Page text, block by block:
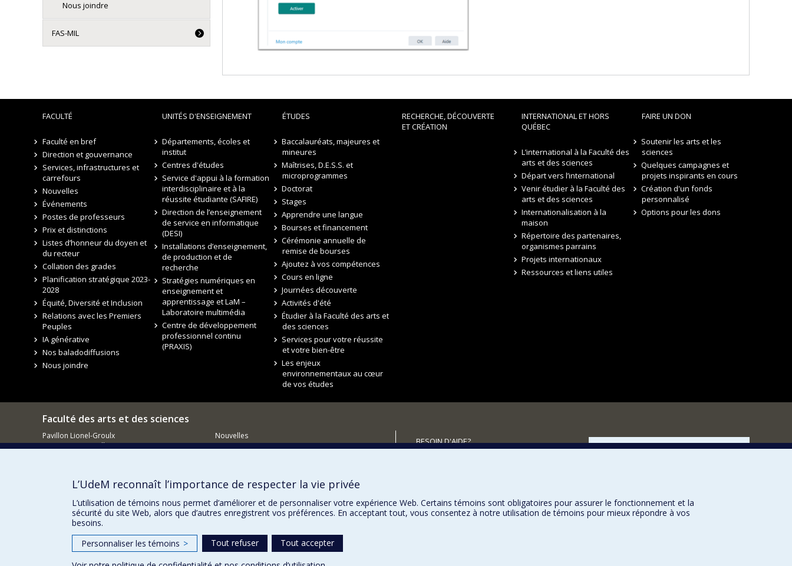
Nous joindre
FAS-MIL
FACULTÉ
Faculté en bref
Direction et gouvernance
Services, infrastructures et
carrefours
Nouvelles
Événements
Postes de professeurs
Prix et distinctions
Listes d’honneur du doyen et
du recteur
Collation des grades
Planification stratégique 2023-
2028
Équité, Diversité et Inclusion
Relations avec les Premiers
Peuples
IA générative
Nos baladodiffusions
Nous joindre
UNITÉS D'ENSEIGNEMENT
Départements, écoles et
institut
Centres d'études
Service d'appui à la formation
interdisciplinaire et à la
réussite étudiante (SAFIRE)
Direction de l’enseignement
de service en informatique
(DESI)
Installations d’enseignement,
de production et de
recherche
Stratégies numériques en
enseignement et
apprentissage et LaM –
Laboratoire multimédia
Centre de développement
professionnel continu
(PRAXIS)
ÉTUDES
Baccalauréats, majeures et
mineures
Maîtrises, D.E.S.S. et
microprogrammes
Doctorat
Stages
Apprendre une langue
Bourses et financement
Cérémonie annuelle de
remise de bourses
Ajoutez à vos compétences
Cours en ligne
Journées découverte
Activités d'été
Étudier à la Faculté des arts et
des sciences
Services pour votre réussite
et votre bien-être
Les enjeux
environnementaux au cœur
de vos études
RECHERCHE, DÉCOUVERTE
ET CRÉATION
INTERNATIONAL ET HORS
QUÉBEC
L’international à la Faculté des
arts et des sciences
Départ vers l’international
Venir étudier à la Faculté des
arts et des sciences
Internationalisation à la
maison
Répertoire des partenaires,
organismes parrains
Projets internationaux
Ressources et liens utiles
FAIRE UN DON
Soutenir les arts et les
sciences
Quelques campagnes et
projets inspirants en cours
Création d'un fonds
personnalisé
Options pour les dons
Faculté des arts et des sciences
Pavillon Lionel-Groulx
3150, rue Jean-Brillant
Nouvelles
Événements
BESOIN D'AIDE?
FACULTÉ DES ARTS ET DES SCIENCES
Nos programmes et cours
L’UdeM reconnaît l’importance de respecter la vie privée
L’utilisation de témoins nous permet d’améliorer et de personnaliser votre expérience Web. Certains témoins sont obligatoires pour assurer le fonctionnement et la
sécurité du site Web, alors que d’autres enregistrent vos préférences. En acceptant tout, vous consentez à notre utilisation de témoins pour mieux répondre à vos
besoins.
Personnaliser les témoins > Tout refuser
Tout accepter